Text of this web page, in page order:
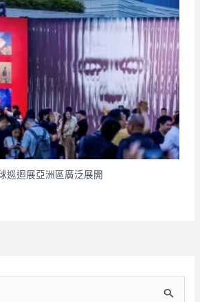
巡迴展亞洲區廣泛展開